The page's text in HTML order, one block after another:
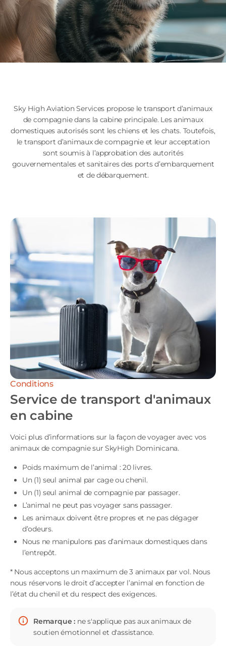
Sky High Aviation Services propose le transport d’animaux
de compagnie dans la cabine principale. Les animaux
domestiques autorisés sont les chiens et les chats. Toutefois,
le transport d’animaux de compagnie et leur acceptation
sont soumis à l’approbation des autorités
gouvernementales et sanitaires des ports d’embarquement
et de débarquement.
Conditions
Service de transport d'animaux
en cabine
Voici plus d’informations sur la façon de voyager avec vos
animaux de compagnie sur SkyHigh Dominicana.
Poids maximum de l’animal : 20 livres.
Un (1) seul animal par cage ou chenil.
Un (1) seul animal de compagnie par passager.
L’animal ne peut pas voyager sans passager.
Les animaux doivent être propres et ne pas dégager
d’odeurs.
Nous ne manipulons pas d’animaux domestiques dans
l’entrepôt.
* Nous acceptons un maximum de 3 animaux par vol. Nous
nous réservons le droit d’accepter l’animal en fonction de
l’état du chenil et du respect des exigences.
Remarque : ne s'applique pas aux animaux de
soutien émotionnel et d'assistance.